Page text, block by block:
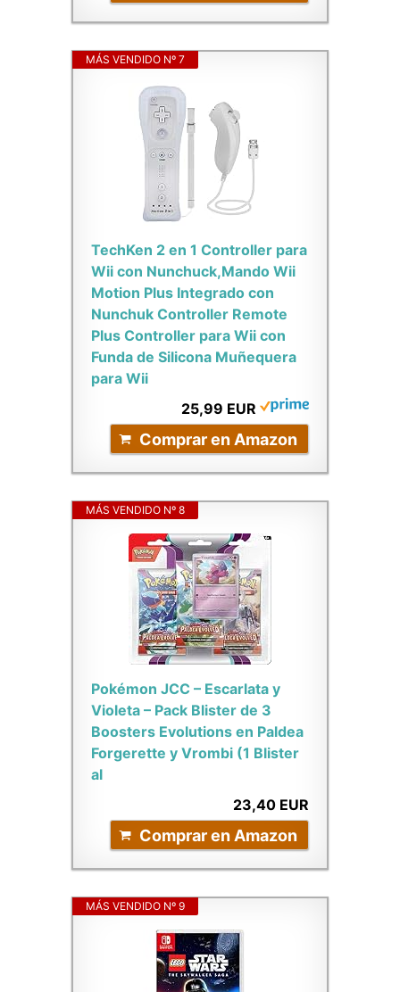
MÁS VENDIDO Nº 7
TechKen 2 en 1 Controller para
Wii con Nunchuck,Mando Wii
Motion Plus Integrado con
Nunchuk Controller Remote
Plus Controller para Wii con
Funda de Silicona Muñequera
para Wii
25,99 EUR
Comprar en Amazon
MÁS VENDIDO Nº 8
Pokémon JCC – Escarlata y
Violeta – Pack Blister de 3
Boosters Evolutions en Paldea
Forgerette y Vrombi (1 Blister
al
23,40 EUR
Comprar en Amazon
MÁS VENDIDO Nº 9